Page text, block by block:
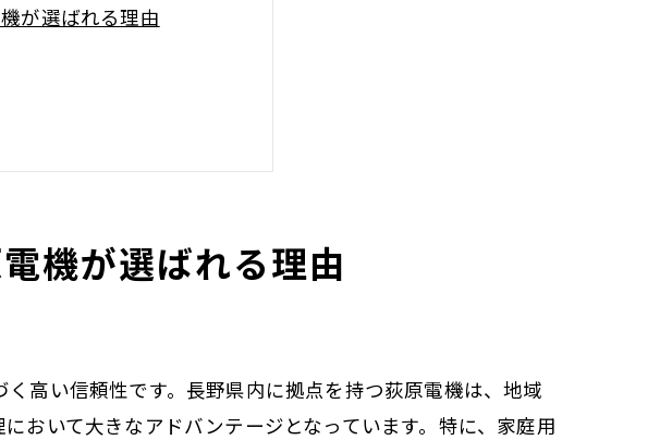
が選ばれる理由
機が選ばれる理由
高い信頼性です。長野県内に拠点を持つ荻原電機は、地域
おいて大きなアドバンテージとなっています。特に、家庭用